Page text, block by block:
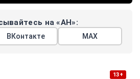
на «АН»:
ВКонтакте МАХ
13+